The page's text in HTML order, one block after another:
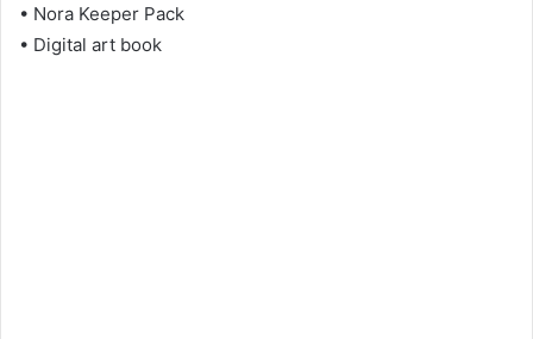
• Nora Keeper Pack
• Digital art book